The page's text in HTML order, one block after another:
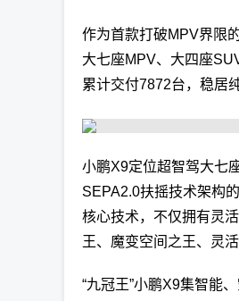
作为首款打破MPV界限
大七座MPV、大四座
累计交付7872台，稳居
小鹏X9定位超智驾大七
SEPA2.0扶摇技术架构
核心技术，不仅拥有灵
王、魔变空间之王、灵
“九冠王”小鹏X9集智能